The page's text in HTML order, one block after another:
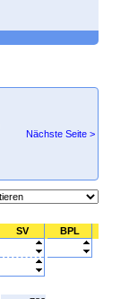
Nächste Seite >
SV BPL